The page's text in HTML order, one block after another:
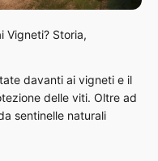
Vigneti? Storia,
davanti ai vigneti e il
delle viti. Oltre ad
sentinelle naturali